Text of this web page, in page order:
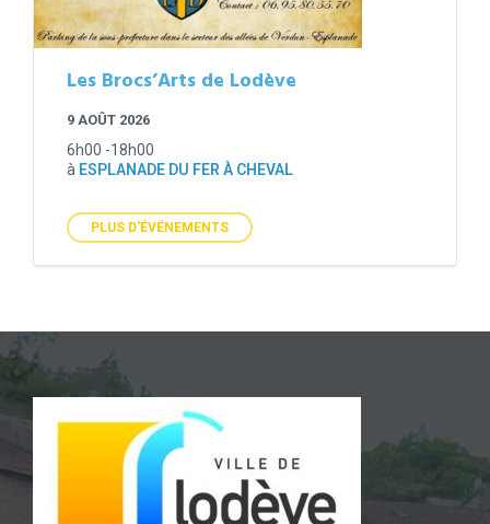
Les Brocs’Arts de Lodève
9 AOÛT 2026
6h00 -18h00
à ESPLANADE DU FER À CHEVAL
PLUS D'ÉVÉNEMENTS